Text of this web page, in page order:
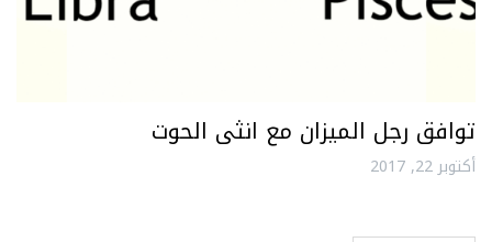
توافق رجل الميزان مع انثى الحوت
أكتوبر 22, 2017